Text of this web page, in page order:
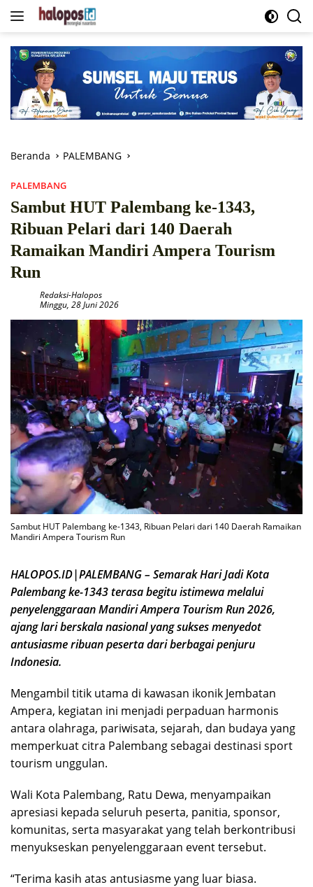
Langsung
Beranda PALEMBANG
PALEMBANG
Sambut HUT Palembang ke-1343,
Ribuan Pelari dari 140 Daerah
Ramaikan Mandiri Ampera Tourism
Run
Redaksi-Halopos
Minggu, 28 Juni 2026
Sambut HUT Palembang ke-1343, Ribuan Pelari dari 140 Daerah Ramaikan
Mandiri Ampera Tourism Run
HALOPOS.ID|PALEMBANG – Semarak Hari Jadi Kota
Palembang ke-1343 terasa begitu istimewa melalui
penyelenggaraan Mandiri Ampera Tourism Run 2026,
ajang lari berskala nasional yang sukses menyedot
antusiasme ribuan peserta dari berbagai penjuru
Indonesia.
Mengambil titik utama di kawasan ikonik Jembatan
Ampera, kegiatan ini menjadi perpaduan harmonis
antara olahraga, pariwisata, sejarah, dan budaya yang
memperkuat citra Palembang sebagai destinasi sport
tourism unggulan.
Wali Kota Palembang, Ratu Dewa, menyampaikan
apresiasi kepada seluruh peserta, panitia, sponsor,
komunitas, serta masyarakat yang telah berkontribusi
menyukseskan penyelenggaraan event tersebut.
“Terima kasih atas antusiasme yang luar biasa.